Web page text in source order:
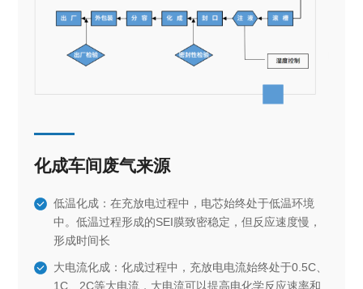
化成车间废气来源
低温化成：在充放电过程中，电芯始终处于低温环境
中。低温过程形成的SEI膜致密稳定，但反应速度慢，
形成时间长
大电流化成：化成过程中，充放电电流始终处于0.5C、
1C、2C等大电流，大电流可以提高电化学反应速率和